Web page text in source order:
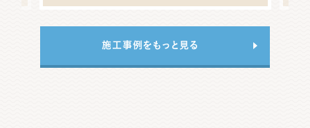
施工事例をもっと見る